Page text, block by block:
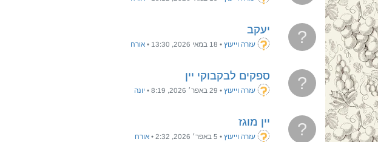
? יעקב
עזרה וייעוץ • 18 במאי 2026, 13:30 •אורח
? ספקים לבקבוקי יין
עזרה וייעוץ • 29 באפר׳ 2026, 8:19 • יונה
? יין מוגז
עזרה וייעוץ • 5 באפר׳ 2026, 2:32 •אורח